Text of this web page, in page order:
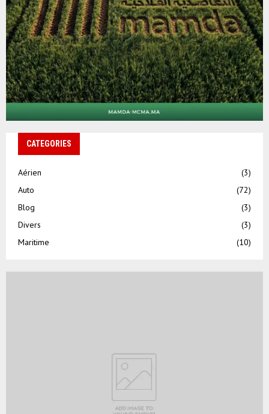
CATEGORIES
Aérien
(3)
Auto
(72)
Blog
(3)
Divers
(3)
Maritime
(10)